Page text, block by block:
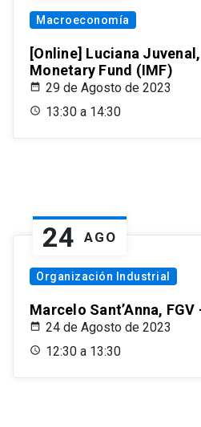
Macroeconomía
[Online] Luciana
Monetary Fund (IMF)
29 de Agosto de 2023
13:30 a 14:30
24 AGO
Organización Industrial
Marcelo Sant’Anna, FGV
24 de Agosto de 2023
12:30 a 13:30